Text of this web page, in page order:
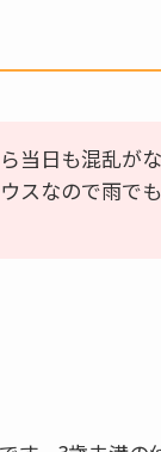
当日も混乱が
スなので雨で